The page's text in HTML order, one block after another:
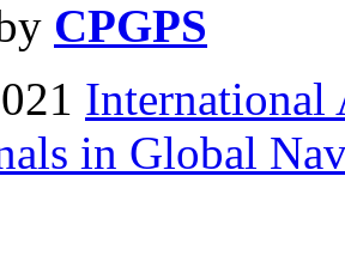
CPGPS
International
in Global